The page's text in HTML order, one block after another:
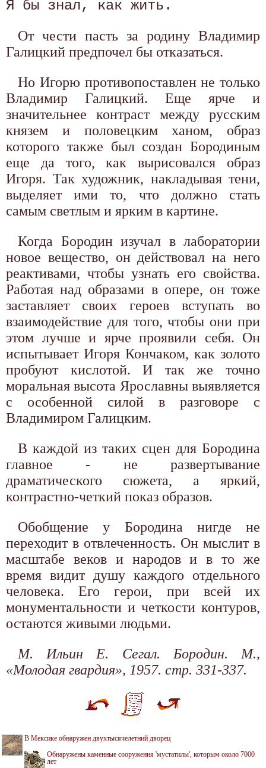
От чести пасть за родину Владимир
Галицкий предпочел бы отказаться.
Но Игорю противопоставлен не только
Владимир Галицкий. Еще ярче и
значительнее контраст между русским
князем и половецким ханом, образ
которого также был создан Бородиным
еще да того, как вырисовался образ
Игоря. Так художник, накладывая тени,
выделяет ими то, что должно стать
самым светлым и ярким в картине.
Когда Бородин изучал в лаборатории
новое вещество, он действовал на него
реактивами, чтобы узнать его свойства.
Работая над образами в опере, он тоже
заставляет своих героев вступать во
взаимодействие для того, чтобы они при
этом лучше и ярче проявили себя. Он
испытывает Игоря Кончаком, как золото
пробуют кислотой. И так же точно
моральная высота Ярославны выявляется
с особенной силой в разговоре с
Владимиром Галицким.
В каждой из таких сцен для Бородина
главное - не развертывание
драматического сюжета, а яркий,
контрастно-четкий показ образов.
Обобщение у Бородина нигде не
переходит в отвлеченность. Он мыслит в
масштабе веков и народов и в то же
время видит душу каждого отдельного
человека. Его герои, при всей их
монументальности и четкости контуров,
остаются живыми людьми.
М. Ильин Е. Сегал. Бородин. М.,
«Молодая гвардия», 1957. стр. 331-337.
В Мексике обнаружен двухтысячелетний дворец
Обнаружены каменные сооружения 'мустатилы', которым около 7000
лет